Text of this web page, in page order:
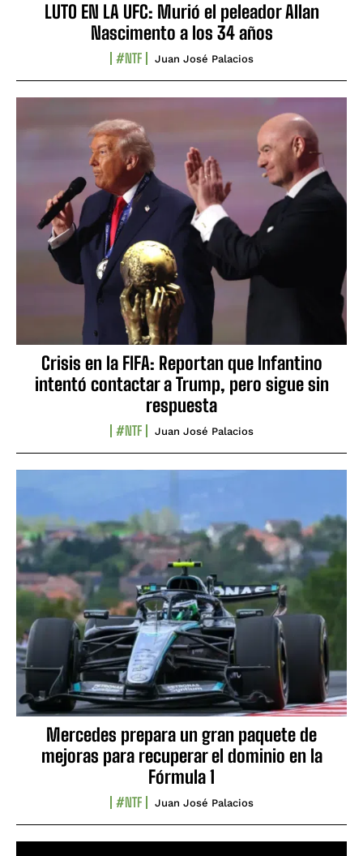
LUTO EN LA UFC: Murió el peleador Allan
Nascimento a los 34 años
#NTF Juan José Palacios
Crisis en la FIFA: Reportan que Infantino
intentó contactar a Trump, pero sigue sin
respuesta
#NTF Juan José Palacios
Mercedes prepara un gran paquete de
mejoras para recuperar el dominio en la
Fórmula 1
#NTF Juan José Palacios